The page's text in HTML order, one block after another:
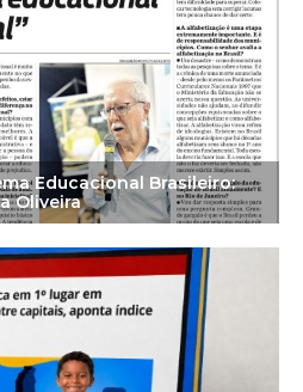
Educacional Brasileiro:
Oliveira